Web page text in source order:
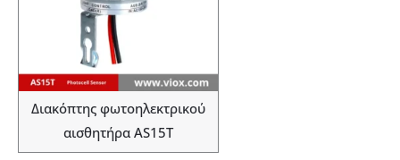
Διακόπτης φωτοηλεκτρικού
αισθητήρα AS15T